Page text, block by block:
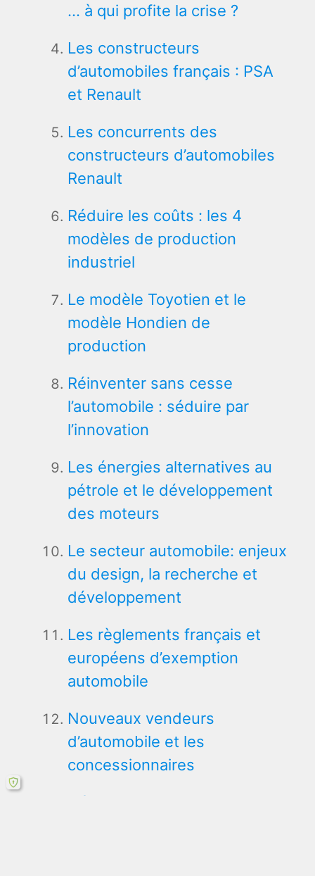
… à qui profite la crise ?
Les constructeurs
d’automobiles français : PSA
et Renault
Les concurrents des
constructeurs d’automobiles
Renault
Réduire les coûts : les 4
modèles de production
industriel
Le modèle Toyotien et le
modèle Hondien de
production
Réinventer sans cesse
l’automobile : séduire par
l’innovation
Les énergies alternatives au
pétrole et le développement
des moteurs
Le secteur automobile: enjeux
du design, la recherche et
développement
Les règlements français et
européens d’exemption
automobile
Nouveaux vendeurs
d’automobile et les
concessionnaires
Développement de la vente